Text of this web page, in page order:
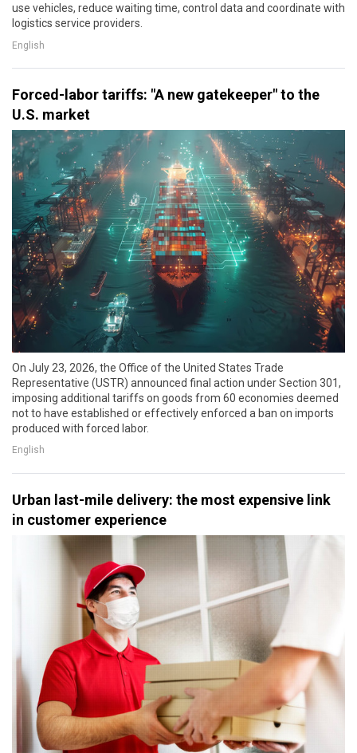
use vehicles, reduce waiting time, control data and coordinate with
logistics service providers.
English
Forced-labor tariffs: "A new gatekeeper" to the
U.S. market
On July 23, 2026, the Office of the United States Trade
Representative (USTR) announced final action under Section 301,
imposing additional tariffs on goods from 60 economies deemed
not to have established or effectively enforced a ban on imports
produced with forced labor.
English
Urban last-mile delivery: the most expensive link
in customer experience